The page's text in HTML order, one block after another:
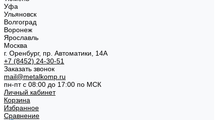
Уфа
Ульяновск
Волгоград
Воронеж
Ярославль
Москва
г. Оренбург, пр. Автоматики, 14А
+7 (8452) 24-30-51
Заказать звонок
mail@metalkomp.ru
пн-пт с 08:00 до 17:00 по МСК
Личный кабинет
Корзина
Избранное
Сравнение